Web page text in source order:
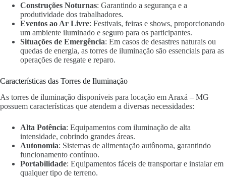
Construções Noturnas: Garantindo a segurança e a
produtividade dos trabalhadores.
Eventos ao Ar Livre: Festivais, feiras e shows, proporcionando
um ambiente iluminado e seguro para os participantes.
Situações de Emergência: Em casos de desastres naturais ou
quedas de energia, as torres de iluminação são essenciais para as
operações de resgate e reparo.
Características das Torres de Iluminação
As torres de iluminação disponíveis para locação em Araxá – MG
possuem características que atendem a diversas necessidades:
Alta Potência: Equipamentos com iluminação de alta
intensidade, cobrindo grandes áreas.
Autonomia: Sistemas de alimentação autônoma, garantindo
funcionamento contínuo.
Portabilidade: Equipamentos fáceis de transportar e instalar em
qualquer tipo de terreno.